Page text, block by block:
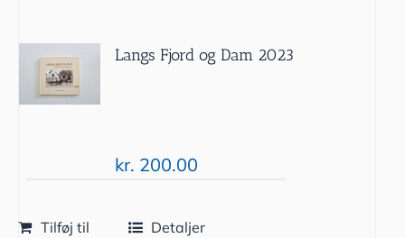
Langs Fjord og Dam 2023
kr. 200.00
Tilføj til
Detaljer